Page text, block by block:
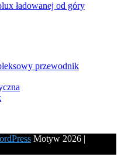
ładowanej od góry
przewodnik
Motyw 2026 |